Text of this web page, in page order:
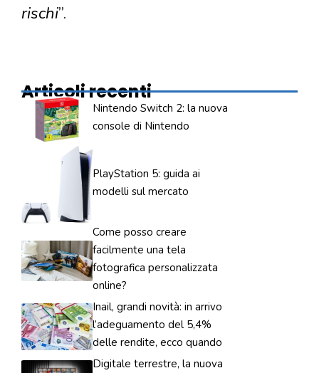
rischi”.
Articoli recenti
Nintendo Switch 2: la nuova
console di Nintendo
PlayStation 5: guida ai
modelli sul mercato
Come posso creare
facilmente una tela
fotografica personalizzata
online?
Inail, grandi novità: in arrivo
l’adeguamento del 5,4%
delle rendite, ecco quando
Digitale terrestre, la nuova